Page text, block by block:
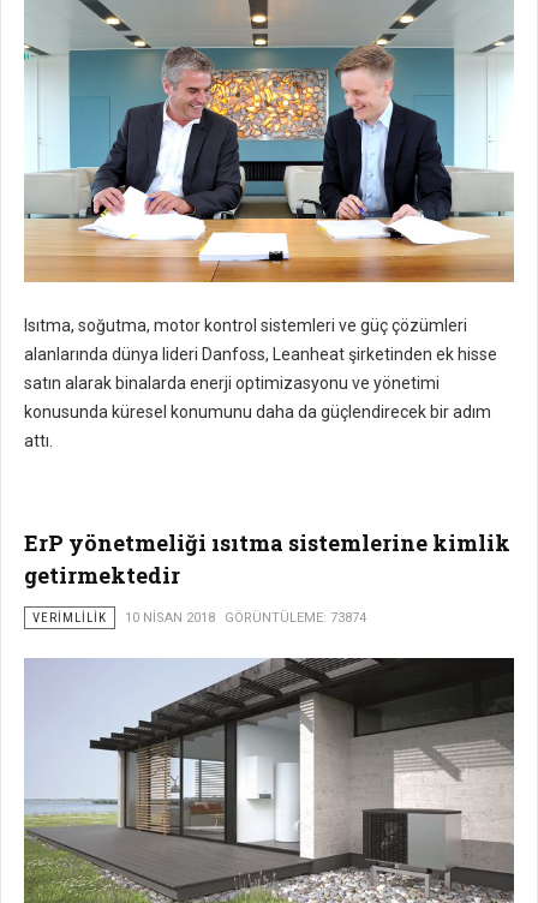
Isıtma, soğutma, motor kontrol sistemleri ve güç çözümleri
alanlarında dünya lideri Danfoss, Leanheat şirketinden ek hisse
satın alarak binalarda enerji optimizasyonu ve yönetimi
konusunda küresel konumunu daha da güçlendirecek bir adım
attı.
ErP yönetmeliği ısıtma sistemlerine kimlik
getirmektedir
VERIMLILIK 10 NISAN 2018 GÖRÜNTÜLEME: 73874